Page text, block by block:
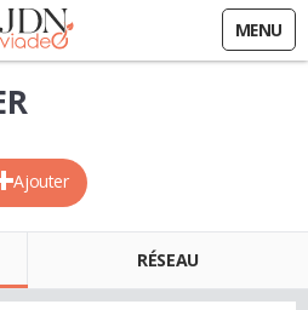
MENU
Ajouter
RÉSEAU